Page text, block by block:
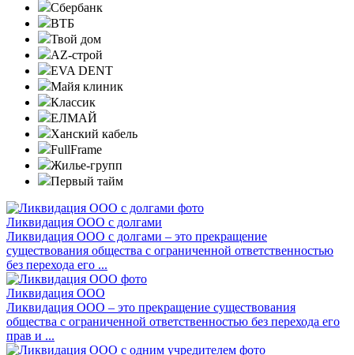
Сбербанк
ВТБ
Твой дом
AZ-строй
EVA DENT
Майя клиник
Классик
ЕЛМАЙ
Ханский кабель
FullFrame
Жилье-групп
Первый тайм
Ликвидация ООО с долгами
Ликвидация ООО с долгами – это прекращение
существования общества с ограниченной ответственностью
без перехода его ...
Ликвидация ООО
Ликвидация ООО – это прекращение существования
общества с ограниченной ответственностью без перехода его
прав и ...